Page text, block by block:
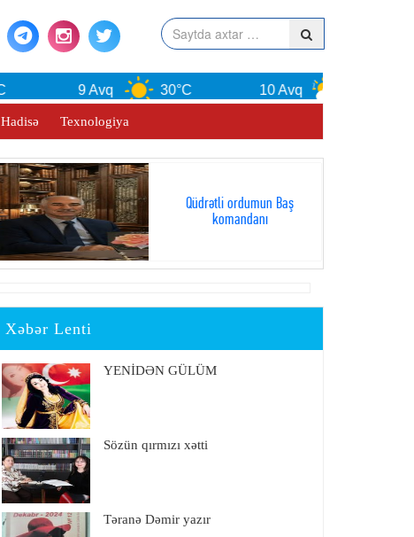
9 Avq 30°C 10 Avq
Hadisə Texnologiya
Qüdrətli ordumun Baş
komandanı
Xəbər Lenti
YENİDƏN GÜLÜM
Sözün qırmızı xətti
Təranə Dəmir yazır